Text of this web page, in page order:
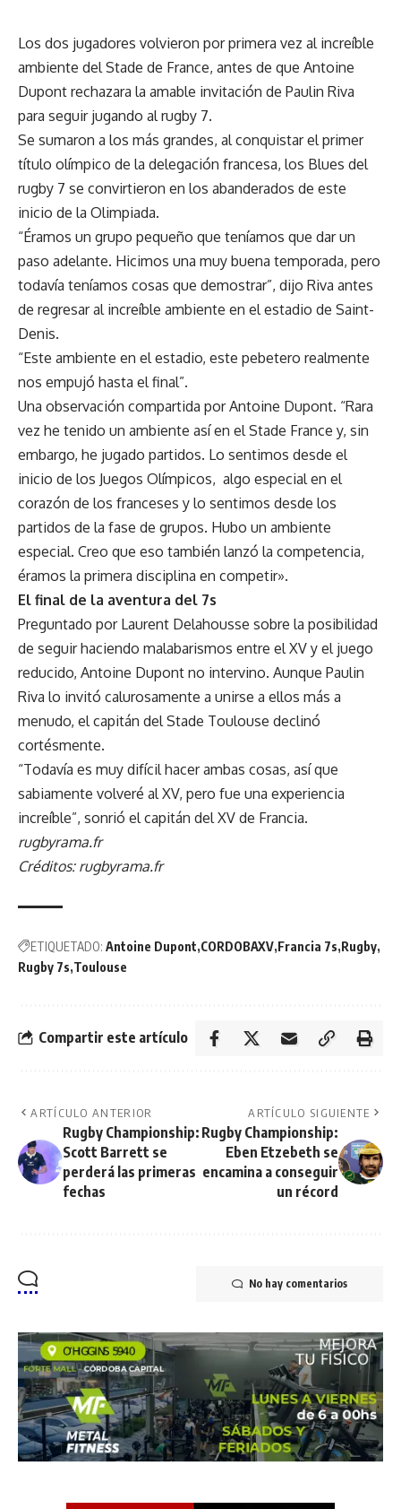
Los dos jugadores volvieron por primera vez al increíble
ambiente del Stade de France, antes de que Antoine
Dupont rechazara la amable invitación de Paulin Riva
para seguir jugando al rugby 7.
Se sumaron a los más grandes, al conquistar el primer
título olímpico de la delegación francesa, los Blues del
rugby 7 se convirtieron en los abanderados de este
inicio de la Olimpiada.
“Éramos un grupo pequeño que teníamos que dar un
paso adelante. Hicimos una muy buena temporada, pero
todavía teníamos cosas que demostrar”, dijo Riva antes
de regresar al increíble ambiente en el estadio de Saint-
Denis.
“Este ambiente en el estadio, este pebetero realmente
nos empujó hasta el final”.
Una observación compartida por Antoine Dupont. “Rara
vez he tenido un ambiente así en el Stade France y, sin
embargo, he jugado partidos. Lo sentimos desde el
inicio de los Juegos Olímpicos, algo especial en el
corazón de los franceses y lo sentimos desde los
partidos de la fase de grupos. Hubo un ambiente
especial. Creo que eso también lanzó la competencia,
éramos la primera disciplina en competir».
El final de la aventura del 7s
Preguntado por Laurent Delahousse sobre la posibilidad
de seguir haciendo malabarismos entre el XV y el juego
reducido, Antoine Dupont no intervino. Aunque Paulin
Riva lo invitó calurosamente a unirse a ellos más a
menudo, el capitán del Stade Toulouse declinó
cortésmente.
“Todavía es muy difícil hacer ambas cosas, así que
sabiamente volveré al XV, pero fue una experiencia
increíble”, sonrió el capitán del XV de Francia.
rugbyrama.fr
Créditos: rugbyrama.fr
ETIQUETADO: Antoine Dupont CORDOBAXV Francia 7s Rugby
Rugby 7s Toulouse
Compartir este artículo
ARTÍCULO ANTERIOR
Rugby Championship:
Scott Barrett se
perderá las primeras
fechas
ARTÍCULO SIGUIENTE
Rugby Championship:
Eben Etzebeth se
encamina a conseguir
un récord
No hay comentarios